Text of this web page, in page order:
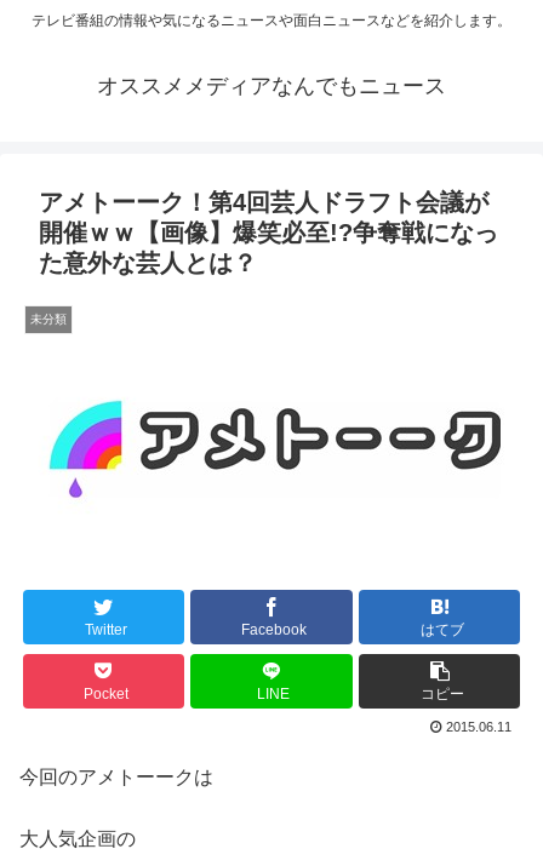
テレビ番組の情報や気になるニュースや面白ニュースなどを紹介します。
オススメメディアなんでもニュース
アメトーーク！第4回芸人ドラフト会議が
開催ｗｗ【画像】爆笑必至!?争奪戦になっ
た意外な芸人とは？
未分類
Twitter Facebook はてブ
Pocket LINE コピー
2015.06.11
今回のアメトーークは
大人気企画の